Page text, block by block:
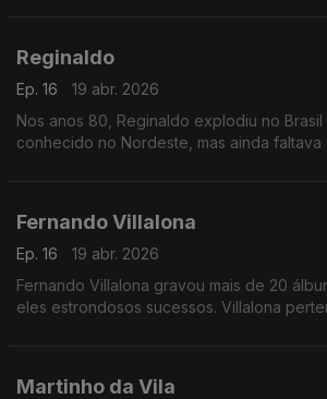
Reginaldo
Ep. 16
19 abr. 2026
Nos anos 80, Reginaldo explodiu no Brasil
conhecido no Nordeste, mas ainda faltava
Fernando Villalona
Ep. 16
19 abr. 2026
Fernando Villalona gravou mais de 20
eles estrondosos sucessos. Villalona
Martinho da Vila